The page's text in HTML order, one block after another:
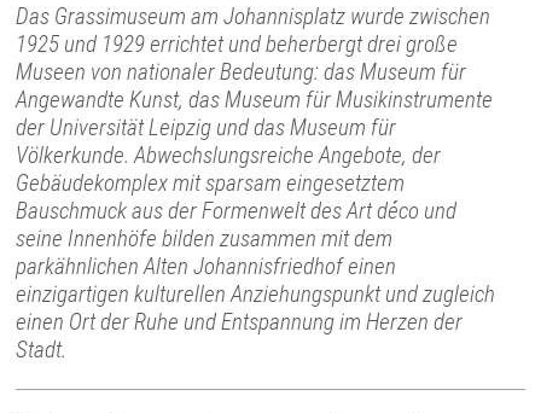
Das Grassimuseum am Johannisplatz wurde zwischen
1925 und 1929 errichtet und beherbergt drei große
Museen von nationaler Bedeutung: das Museum für
Angewandte Kunst, das Museum für Musikinstrumente
der Universität Leipzig und das Museum für
Völkerkunde. Abwechslungsreiche Angebote, der
Gebäudekomplex mit sparsam eingesetztem
Bauschmuck aus der Formenwelt des Art déco und
seine Innenhöfe bilden zusammen mit dem
parkähnlichen Alten Johannisfriedhof einen
einzigartigen kulturellen Anziehungspunkt und zugleich
einen Ort der Ruhe und Entspannung im Herzen der
Stadt.